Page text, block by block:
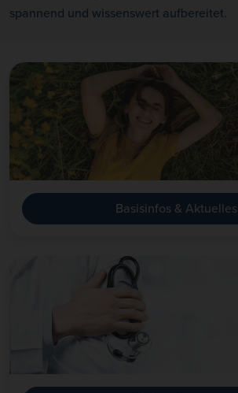
spannend und wissenswert aufbereitet.
Basisinfos & Aktuelles